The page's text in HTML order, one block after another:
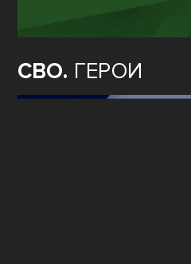
СВО. ГЕРОИ